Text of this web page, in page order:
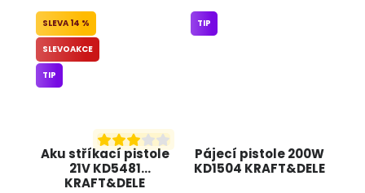
Aku stříkací pistole
21V KD5481
KRAFT&DELE
14 %
SLEVOAKCE
TIP
Pájecí pistole 200W
KD1504 KRAFT&DELE
TIP